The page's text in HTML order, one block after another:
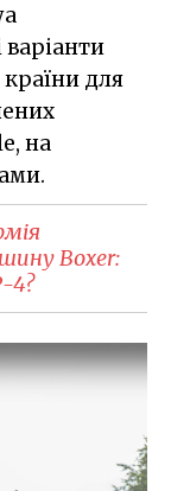
варіанти
для
на
Boxer:
4?